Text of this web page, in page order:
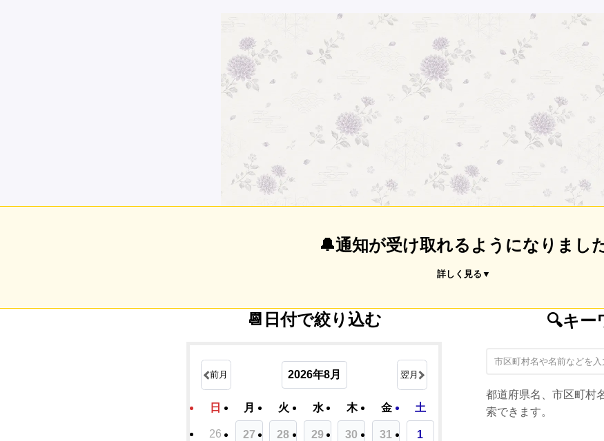
🔔通知が受け取れるようになりまし
詳しく見る▼
📆日付で絞り込む
前月 2026年8月 翌月
日 月 火 水 木 金 土
26 27 28 29 30 31 1
🔍キー
都道府県名、市区町村
索できます。